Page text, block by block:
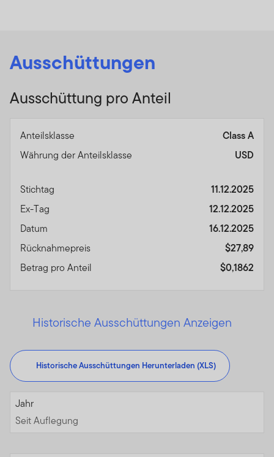
Ausschüttungen
Ausschüttung pro Anteil
Anteilsklasse
Class A
Währung der Anteilsklasse
USD
Stichtag
11.12.2025
Ex-Tag
12.12.2025
Datum
16.12.2025
Rücknahmepreis
$27,89
Betrag pro Anteil
$0,1862
Historische Ausschüttungen Anzeigen
Historische Ausschüttungen Herunterladen (XLS)
Seit Auflegung
Jahr
Seit Auflegung